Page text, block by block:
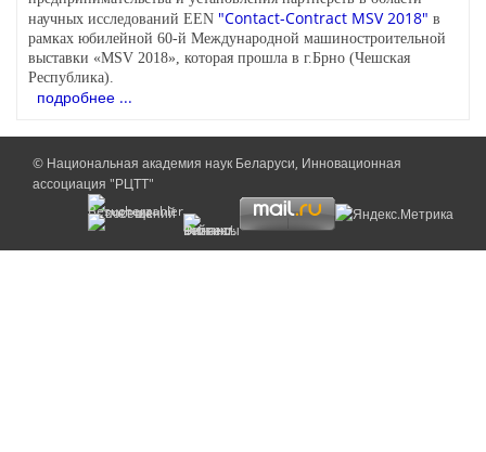
научных исследований EEN "Contact-Contract MSV 2018" в
рамках юбилейной 60-й Международной машиностроительной
выставки «MSV 2018», которая прошла в г.Брно (Чешская
Республика).
подробнее ...
© Национальная академия наук Беларуси, Инновационная
ассоциация "РЦТТ"